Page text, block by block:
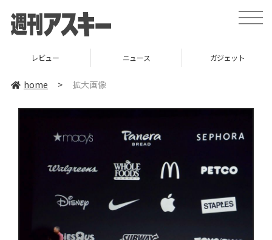
toggle
レビュー ニュース ガジェット
home > 拡大画像